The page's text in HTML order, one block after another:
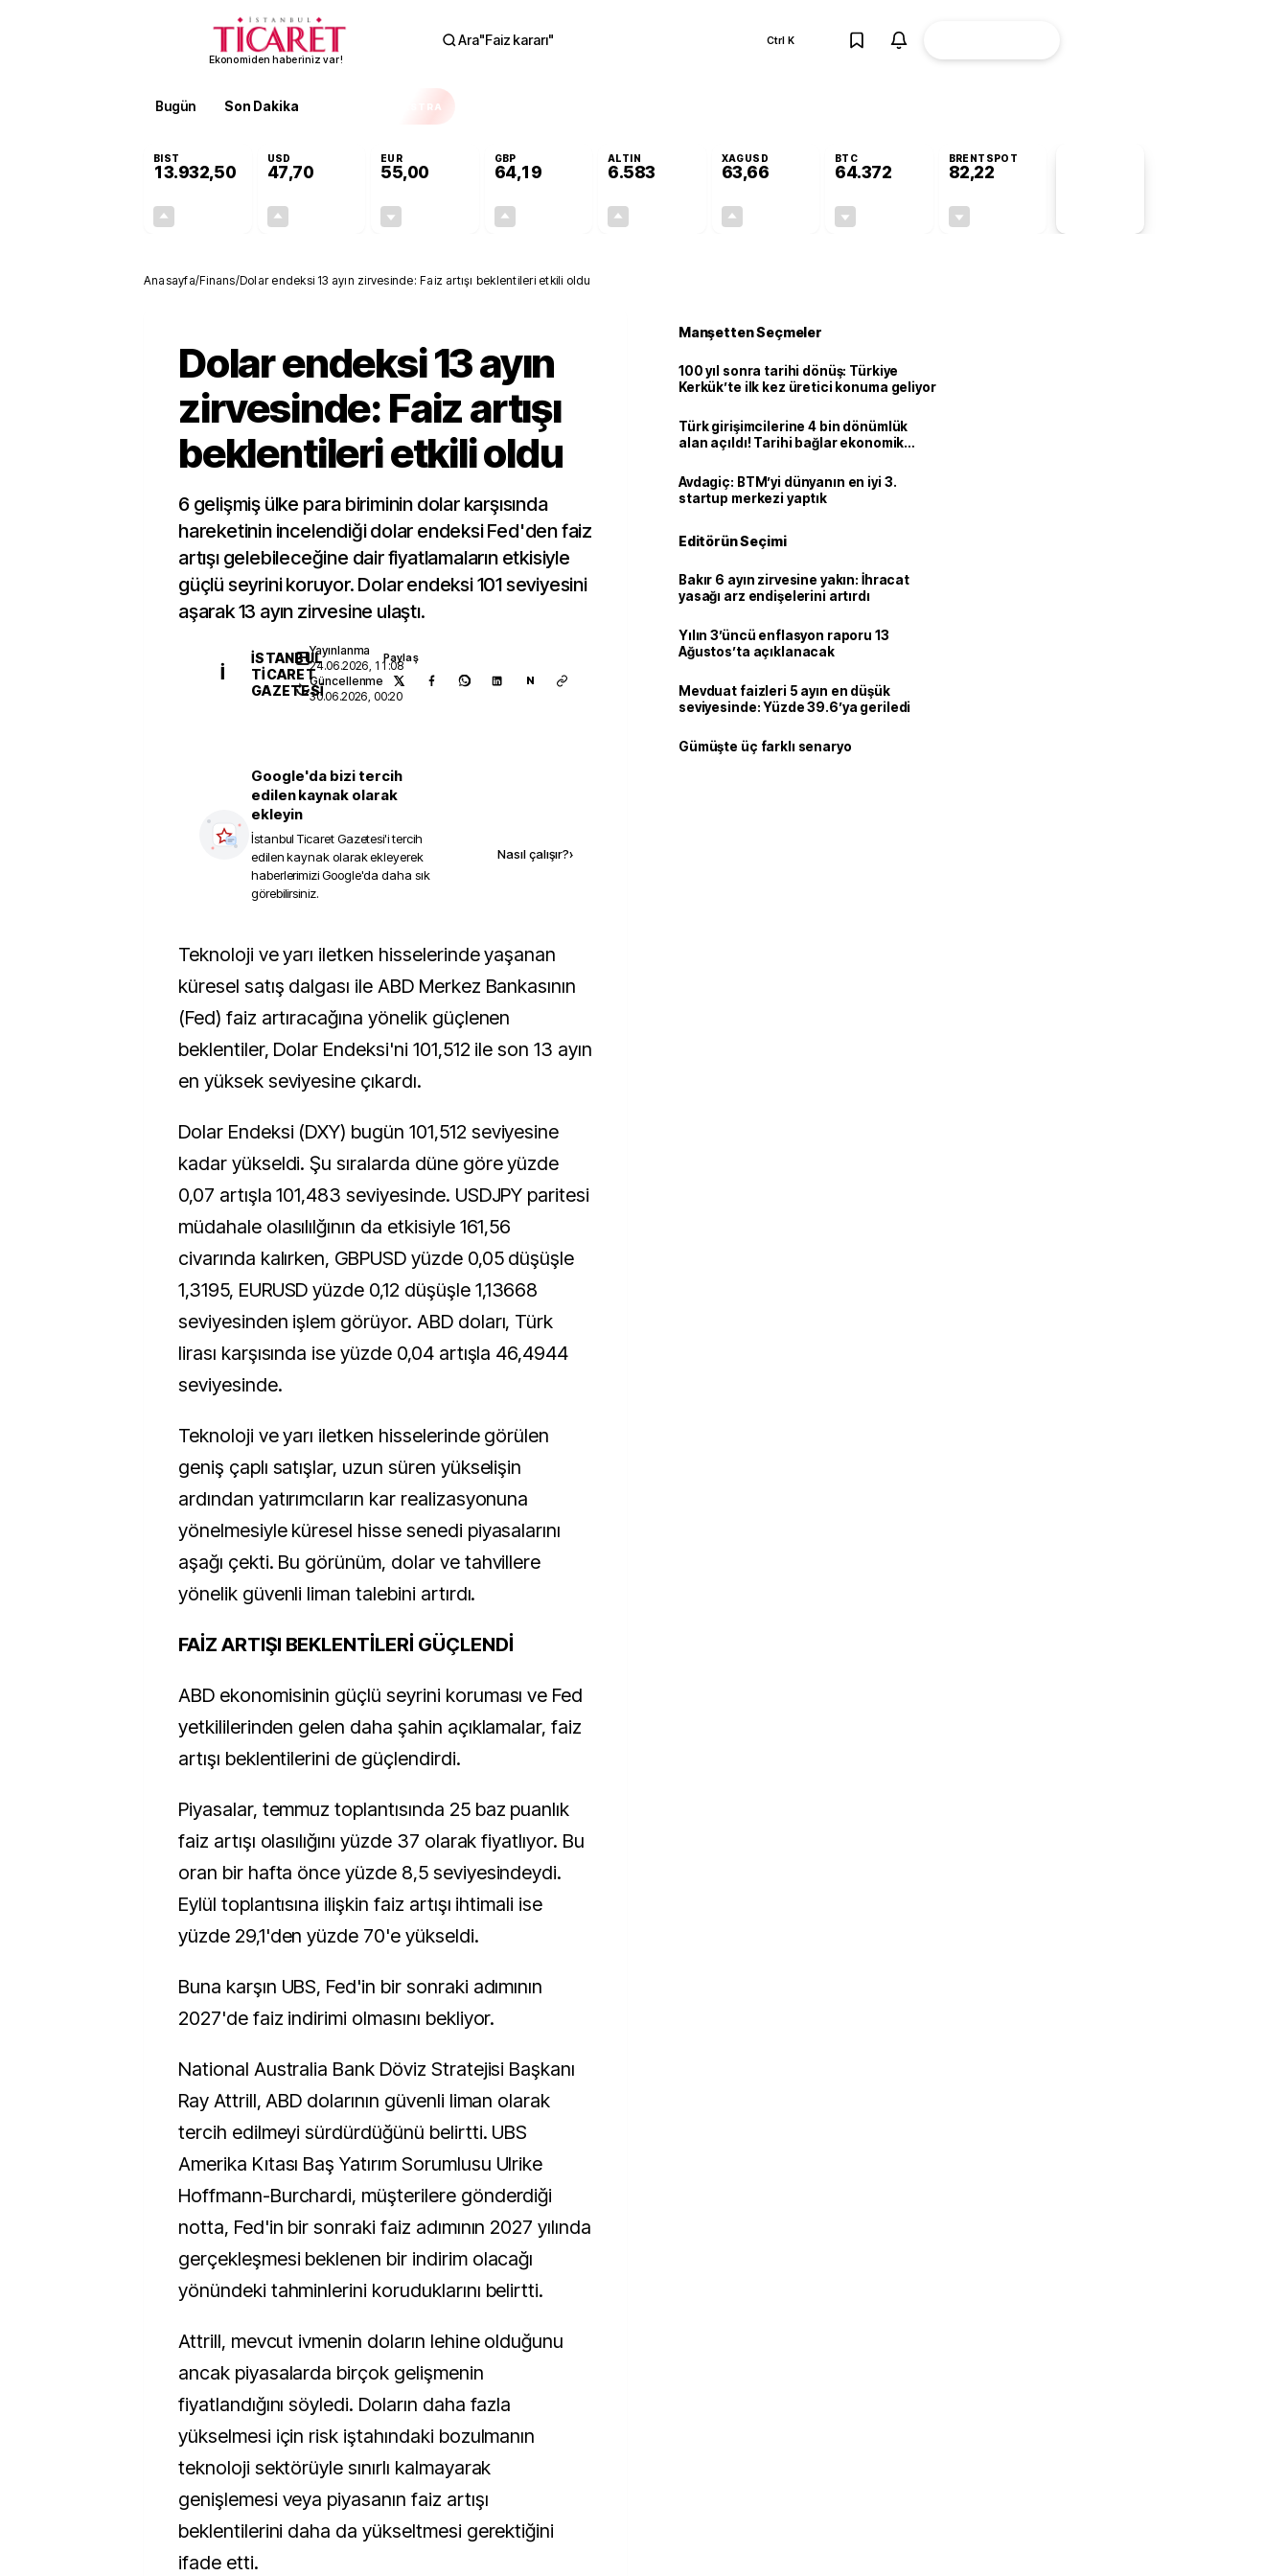
Ekonomiden haberiniz var!
Ara"Faiz kararı" Ctrl K
Bugün Son Dakika EKSTRA
BIST
13.932,50
USD
47,70
EUR
55,00
GBP
64,19
ALTIN
6.583
XAGUSD
63,66
BTC
64.372
BRENTSPOT
82,22
Anasayfa/Finans/Dolar endeksi 13 ayın zirvesinde: Faiz artışı beklentileri etkili oldu
Dolar endeksi 13 ayın
zirvesinde: Faiz artışı
beklentileri etkili oldu
6 gelişmiş ülke para biriminin dolar karşısında
hareketinin incelendiği dolar endeksi Fed'den faiz
artışı gelebileceğine dair fiyatlamaların etkisiyle
güçlü seyrini koruyor. Dolar endeksi 101 seviyesini
aşarak 13 ayın zirvesine ulaştı.
İ
İSTANBUL
TICARET
GAZETESI
Yayınlanma
24.06.2026, 11:08
Güncellenme
30.06.2026, 00:20
Paylaş
N
Google'da bizi tercih
edilen kaynak olarak
ekleyin
İstanbul Ticaret Gazetesi'i tercih
edilen kaynak olarak ekleyerek
haberlerimizi Google'da daha sık
görebilirsiniz.
Nasıl çalışır?›
Teknoloji ve yarı iletken hisselerinde yaşanan
küresel satış dalgası ile ABD Merkez Bankasının
(Fed) faiz artıracağına yönelik güçlenen
beklentiler, Dolar Endeksi'ni 101,512 ile son 13 ayın
en yüksek seviyesine çıkardı.
Dolar Endeksi (DXY) bugün 101,512 seviyesine
kadar yükseldi. Şu sıralarda düne göre yüzde
0,07 artışla 101,483 seviyesinde. USDJPY paritesi
müdahale olasılılğının da etkisiyle 161,56
civarında kalırken, GBPUSD yüzde 0,05 düşüşle
1,3195, EURUSD yüzde 0,12 düşüşle 1,13668
seviyesinden işlem görüyor. ABD doları, Türk
lirası karşısında ise yüzde 0,04 artışla 46,4944
seviyesinde.
Teknoloji ve yarı iletken hisselerinde görülen
geniş çaplı satışlar, uzun süren yükselişin
ardından yatırımcıların kar realizasyonuna
yönelmesiyle küresel hisse senedi piyasalarını
aşağı çekti. Bu görünüm, dolar ve tahvillere
yönelik güvenli liman talebini artırdı.
FAİZ ARTIŞI BEKLENTİLERİ GÜÇLENDİ
ABD ekonomisinin güçlü seyrini koruması ve Fed
yetkililerinden gelen daha şahin açıklamalar, faiz
artışı beklentilerini de güçlendirdi.
Piyasalar, temmuz toplantısında 25 baz puanlık
faiz artışı olasılığını yüzde 37 olarak fiyatlıyor. Bu
oran bir hafta önce yüzde 8,5 seviyesindeydi.
Eylül toplantısına ilişkin faiz artışı ihtimali ise
yüzde 29,1'den yüzde 70'e yükseldi.
Buna karşın UBS, Fed'in bir sonraki adımının
2027'de faiz indirimi olmasını bekliyor.
National Australia Bank Döviz Stratejisi Başkanı
Ray Attrill, ABD dolarının güvenli liman olarak
tercih edilmeyi sürdürdüğünü belirtti. UBS
Amerika Kıtası Baş Yatırım Sorumlusu Ulrike
Hoffmann-Burchardi, müşterilere gönderdiği
notta, Fed'in bir sonraki faiz adımının 2027 yılında
gerçekleşmesi beklenen bir indirim olacağı
yönündeki tahminlerini koruduklarını belirtti.
Attrill, mevcut ivmenin doların lehine olduğunu
ancak piyasalarda birçok gelişmenin
fiyatlandığını söyledi. Doların daha fazla
yükselmesi için risk iştahındaki bozulmanın
teknoloji sektörüyle sınırlı kalmayarak
genişlemesi veya piyasanın faiz artışı
beklentilerini daha da yükseltmesi gerektiğini
ifade etti.
Manşetten Seçmeler
100 yıl sonra tarihi dönüş: Türkiye
Kerkük’te ilk kez üretici konuma geliyor
Türk girişimcilerine 4 bin dönümlük
alan açıldı! Tarihi bağlar ekonomik
Avdagiç: BTM’yi dünyanın en iyi 3.
startup merkezi yaptık
Editörün Seçimi
Bakır 6 ayın zirvesine yakın: İhracat
yasağı arz endişelerini artırdı
Yılın 3’üncü enflasyon raporu 13
Ağustos’ta açıklanacak
Mevduat faizleri 5 ayın en düşük
seviyesinde: Yüzde 39.6’ya geriledi
Gümüşte üç farklı senaryo